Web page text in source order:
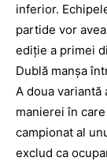
inferior.
partide vor
ediţie a primei
Dublă manşa
A doua
manierei în
campionat al
exclud ca